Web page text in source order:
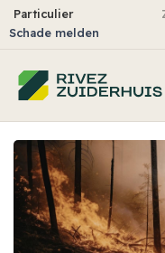
Particulier
Schade melden